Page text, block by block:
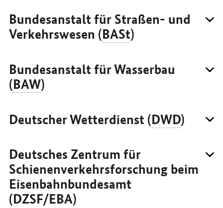
Bundesanstalt für Straßen- und
Verkehrswesen (BASt)
Bundesanstalt für Wasserbau
(BAW)
Deutscher Wetterdienst (DWD)
Deutsches Zentrum für
Schienenverkehrsforschung beim
Eisenbahnbundesamt
(DZSF/EBA)